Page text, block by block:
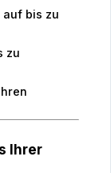
auf bis zu
zu
Ihrer